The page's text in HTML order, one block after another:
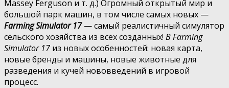
Massey Ferguson и т. д.) Огромный открытый мир и
большой парк машин, в том числе самых новых —
Farming Simulator 17 — самый реалистичный симулятор
сельского хозяйства из всех созданных! В Farming
Simulator 17 из новых особенностей: новая карта,
новые бренды и машины, новые животные для
разведения и кучей нововведений в игровой
процесс.